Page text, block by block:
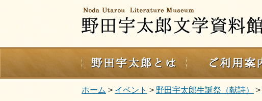
ホーム > イベント > 野田宇太郎生誕祭（献詩） >